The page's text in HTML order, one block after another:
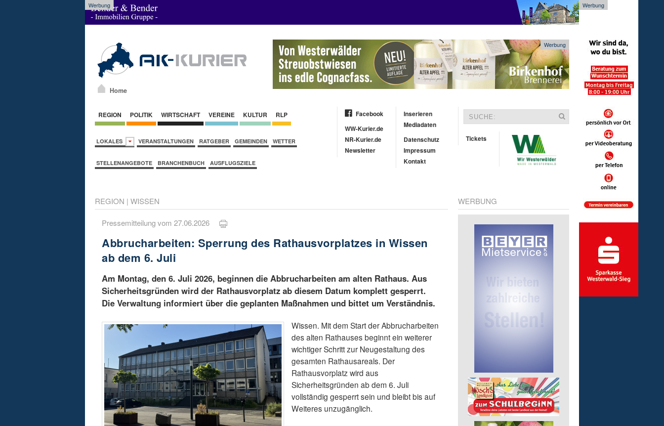
Werbung Werbung
Home
Werbung
REGION POLITIK WIRTSCHAFT VEREINE KULTUR RLP
LOKALES VERANSTALTUNGEN RATGEBER GEMEINDEN WETTER
STELLENANGEBOTE BRANCHENBUCH AUSFLUGSZIELE
Facebook
WW-Kurier.de
NR-Kurier.de
Newsletter
Inserieren
Mediadaten
Datenschutz
Impressum
Kontakt
Tickets
REGION | WISSEN
Pressemitteilung vom 27.06.2026
Abbrucharbeiten: Sperrung des Rathausvorplatzes in Wissen
ab dem 6. Juli
Am Montag, den 6. Juli 2026, beginnen die Abbrucharbeiten am alten Rathaus. Aus
Sicherheitsgründen wird der Rathausvorplatz ab diesem Datum komplett gesperrt.
Die Verwaltung informiert über die geplanten Maßnahmen und bittet um Verständnis.
Wissen. Mit dem Start der Abbrucharbeiten
des alten Rathauses beginnt ein weiterer
wichtiger Schritt zur Neugestaltung des
gesamten Rathausareals. Der
Rathausvorplatz wird aus
Sicherheitsgründen ab dem 6. Juli
vollständig gesperrt sein und bleibt bis auf
Weiteres unzugänglich.
WERBUNG